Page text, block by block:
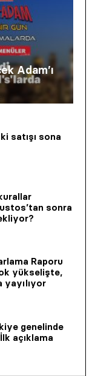
Adam’ı
satışı sona
sonra
Raporu
yükselişte,
yayılıyor
genelinde
açıklama